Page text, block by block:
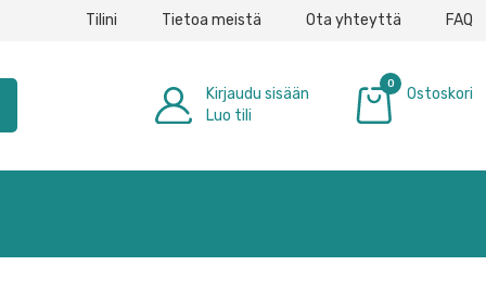
Tilini Tietoa meistä Ota yhteyttä FAQ
Kirjaudu sisään
Luo tili
0
Ostoskori